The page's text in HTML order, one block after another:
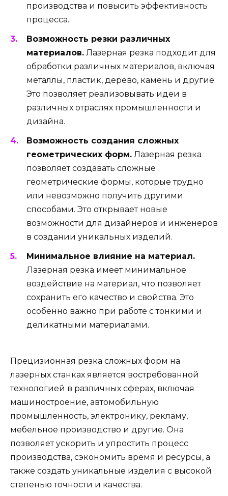
производства и повысить эффективность
процесса.
Возможность резки различных
материалов. Лазерная резка подходит для
обработки различных материалов, включая
металлы, пластик, дерево, камень и другие.
Это позволяет реализовывать идеи в
различных отраслях промышленности и
дизайна.
Возможность создания сложных
геометрических форм. Лазерная резка
позволяет создавать сложные
геометрические формы, которые трудно
или невозможно получить другими
способами. Это открывает новые
возможности для дизайнеров и инженеров
в создании уникальных изделий.
Минимальное влияние на материал.
Лазерная резка имеет минимальное
воздействие на материал, что позволяет
сохранить его качество и свойства. Это
особенно важно при работе с тонкими и
деликатными материалами.
Прецизионная резка сложных форм на
лазерных станках является востребованной
технологией в различных сферах, включая
машиностроение, автомобильную
промышленность, электронику, рекламу,
мебельное производство и другие. Она
позволяет ускорить и упростить процесс
производства, сэкономить время и ресурсы, а
также создать уникальные изделия с высокой
степенью точности и качества.